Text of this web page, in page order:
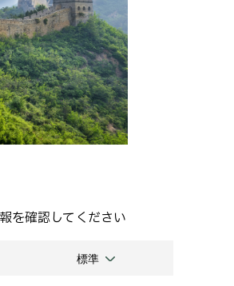
を確認してください
標準